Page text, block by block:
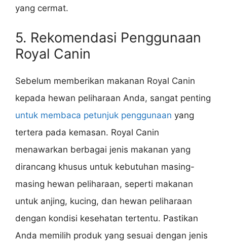
yang cermat.
5. Rekomendasi Penggunaan
Royal Canin
Sebelum memberikan makanan Royal Canin
kepada hewan peliharaan Anda, sangat penting
untuk membaca petunjuk penggunaan yang
tertera pada kemasan. Royal Canin
menawarkan berbagai jenis makanan yang
dirancang khusus untuk kebutuhan masing-
masing hewan peliharaan, seperti makanan
untuk anjing, kucing, dan hewan peliharaan
dengan kondisi kesehatan tertentu. Pastikan
Anda memilih produk yang sesuai dengan jenis